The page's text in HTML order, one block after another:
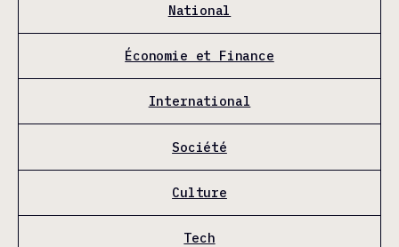
National
Économie et Finance
International
Société
Culture
Tech